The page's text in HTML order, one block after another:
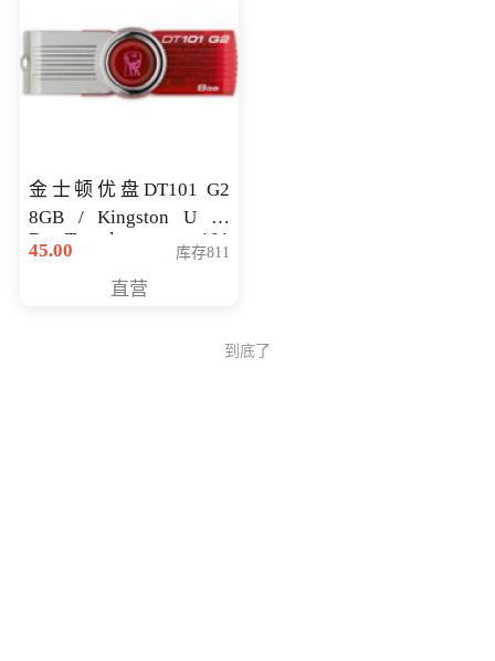
金士顿优盘DT101 G2
8GB / Kingston U 盘
DataTraveler 101
Generati
45.00 库存811
直营
到底了